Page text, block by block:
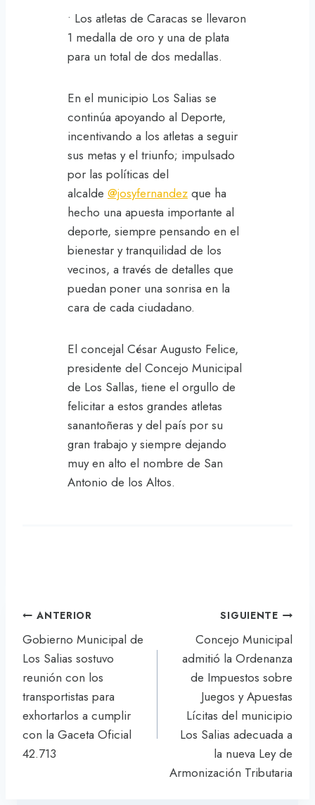
• Los atletas de Caracas se llevaron
1 medalla de oro y una de plata
para un total de dos medallas.
En el municipio Los Salias se
continúa apoyando al Deporte,
incentivando a los atletas a seguir
sus metas y el triunfo; impulsado
por las políticas del
alcalde @josyfernandez que ha
hecho una apuesta importante al
deporte, siempre pensando en el
bienestar y tranquilidad de los
vecinos, a través de detalles que
puedan poner una sonrisa en la
cara de cada ciudadano.
El concejal César Augusto Felice,
presidente del Concejo Municipal
de Los Sallas, tiene el orgullo de
felicitar a estos grandes atletas
sanantoñeras y del país por su
gran trabajo y siempre dejando
muy en alto el nombre de San
Antonio de los Altos.
Navegación
de
entradas
ANTERIOR
Gobierno Municipal de
Los Salias sostuvo
reunión con los
transportistas para
exhortarlos a cumplir
con la Gaceta Oficial
42.713
SIGUIENTE
Concejo Municipal
admitió la Ordenanza
de Impuestos sobre
Juegos y Apuestas
Lícitas del municipio
Los Salias adecuada a
la nueva Ley de
Armonización Tributaria